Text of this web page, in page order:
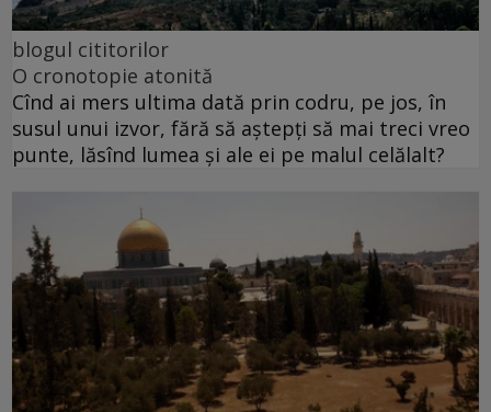
blogul cititorilor
O cronotopie atonită
Cînd ai mers ultima dată prin codru, pe jos, în
susul unui izvor, fără să aștepți să mai treci vreo
punte, lăsînd lumea și ale ei pe malul celălalt?